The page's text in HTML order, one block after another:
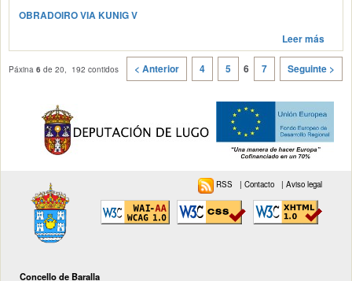
OBRADOIRO VIA KUNIG V
Leer más
Páxina 6 de 20, 192 contidos < Anterior 4 5 6 7 Seguinte >
Concello de Baralla
RSS |Contacto |Aviso legal